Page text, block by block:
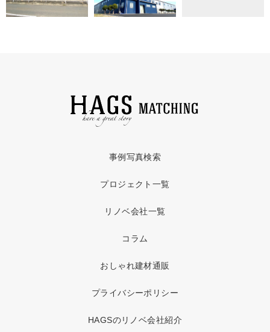
事例写真検索
プロジェクト一覧
リノベ会社一覧
コラム
おしゃれ建材通販
プライバシーポリシー
HAGSのリノベ会社紹介